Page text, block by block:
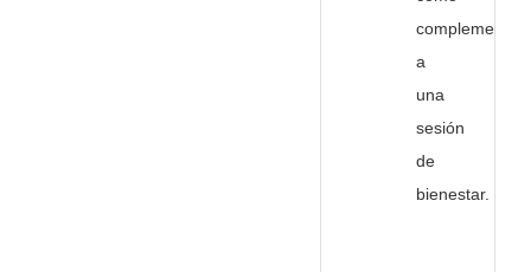
complemento
a
una
sesión
de
bienestar.